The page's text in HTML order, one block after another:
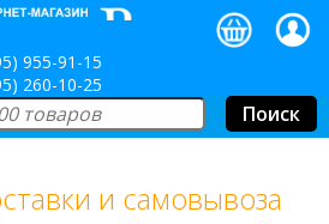
955-91-15
260-10-25
и самовывоза